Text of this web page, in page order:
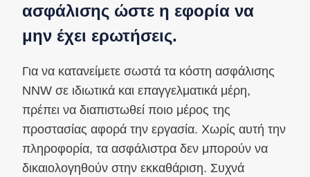
ασφάλισης ώστε η εφορία να
μην έχει ερωτήσεις.
Για να κατανείμετε σωστά τα κόστη ασφάλισης
NNW σε ιδιωτικά και επαγγελματικά μέρη,
πρέπει να διαπιστωθεί ποιο μέρος της
προστασίας αφορά την εργασία. Χωρίς αυτή την
πληροφορία, τα ασφάλιστρα δεν μπορούν να
δικαιολογηθούν στην εκκαθάριση. Συχνά